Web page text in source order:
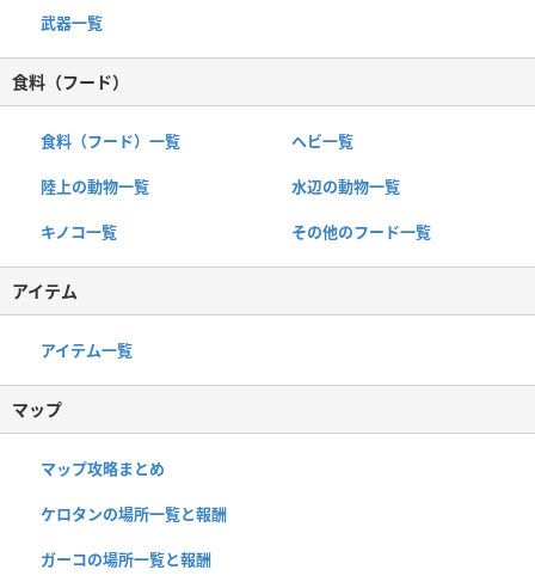
武器一覧
食料（フード）
食料（フード）一覧 ヘビ一覧
陸上の動物一覧 水辺の動物一覧
キノコ一覧 その他のフード一覧
アイテム
アイテム一覧
マップ
マップ攻略まとめ
ケロタンの場所一覧と報酬
ガーコの場所一覧と報酬